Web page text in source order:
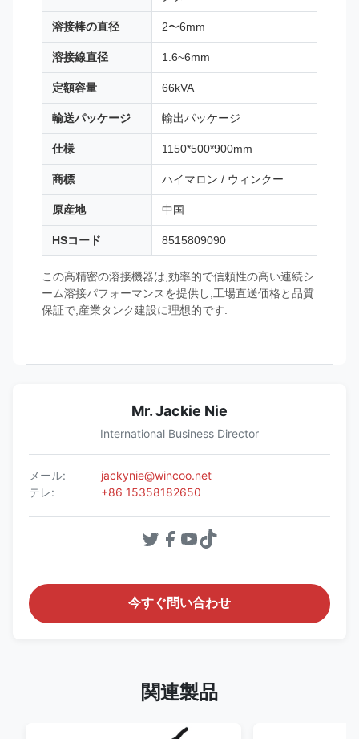
溶接棒の直径 2〜6mm
溶接線直径 1.6~6mm
定額容量 66kVA
輸送パッケージ 輸出パッケージ
仕様 1150*500*900mm
商標 ハイマロン / ウィンクー
原産地 中国
HSコード 8515809090
この高精密の溶接機器は,効率的で信頼性の高い連続シ
ーム溶接パフォーマンスを提供し,工場直送価格と品質
保証で,産業タンク建設に理想的です.
Mr. Jackie Nie
International Business Director
メール:
jackynie@wincoo.net
テレ:
+86 15358182650
今すぐ問い合わせ
関連製品